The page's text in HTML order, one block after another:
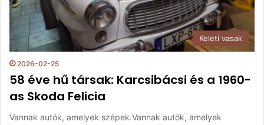
Keleti vasak
2026-02-25
58 éve hű társak: Karcsibácsi és a 1960-
as Skoda Felicia
Vannak autók, amelyek szépek.Vannak autók, amelyek